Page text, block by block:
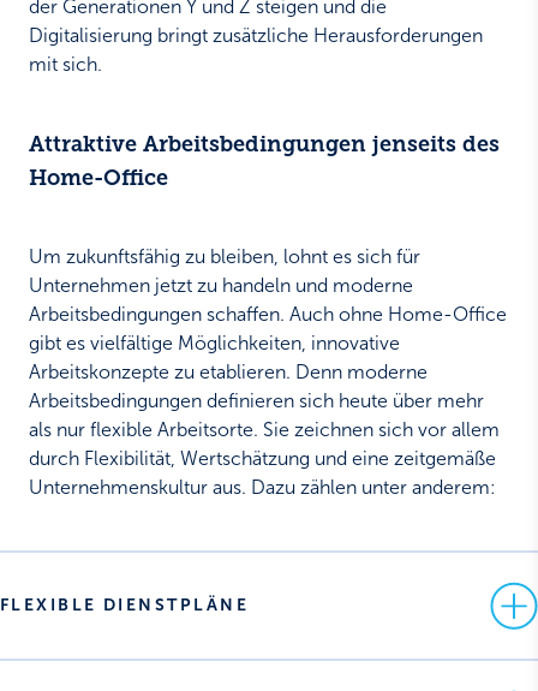
der Generationen Y und Z steigen und die
Digitalisierung bringt zusätzliche Herausforderungen
mit sich.
Attraktive Arbeitsbedingungen jenseits des
Home-Office
Um zukunftsfähig zu bleiben, lohnt es sich für
Unternehmen jetzt zu handeln und moderne
Arbeitsbedingungen schaffen. Auch ohne Home-Office
gibt es vielfältige Möglichkeiten, innovative
Arbeitskonzepte zu etablieren. Denn moderne
Arbeitsbedingungen definieren sich heute über mehr
als nur flexible Arbeitsorte. Sie zeichnen sich vor allem
durch Flexibilität, Wertschätzung und eine zeitgemäße
Unternehmenskultur aus. Dazu zählen unter anderem:
FLEXIBLE DIENSTPLÄNE